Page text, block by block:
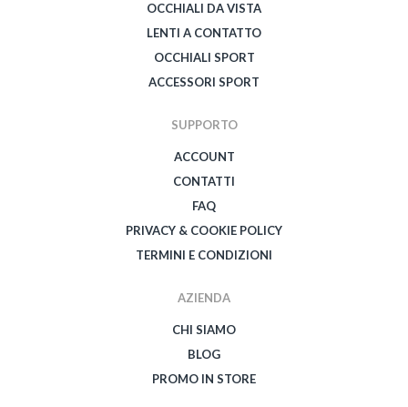
OCCHIALI DA VISTA
LENTI A CONTATTO
OCCHIALI SPORT
ACCESSORI SPORT
SUPPORTO
ACCOUNT
CONTATTI
FAQ
PRIVACY & COOKIE POLICY
TERMINI E CONDIZIONI
AZIENDA
CHI SIAMO
BLOG
PROMO IN STORE